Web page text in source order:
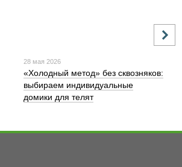
28 мая 2026
«Холодный метод» без сквозняков:
выбираем индивидуальные
домики для телят